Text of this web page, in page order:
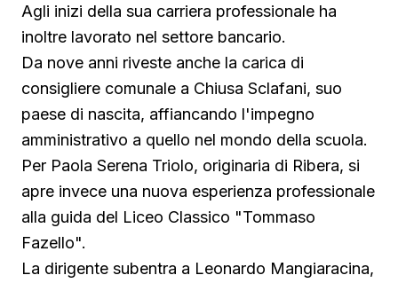
Agli inizi della sua carriera professionale ha
inoltre lavorato nel settore bancario.
Da nove anni riveste anche la carica di
consigliere comunale a Chiusa Sclafani, suo
paese di nascita, affiancando l'impegno
amministrativo a quello nel mondo della scuola.
Per Paola Serena Triolo, originaria di Ribera, si
apre invece una nuova esperienza professionale
alla guida del Liceo Classico "Tommaso
Fazello".
La dirigente subentra a Leonardo Mangiaracina,